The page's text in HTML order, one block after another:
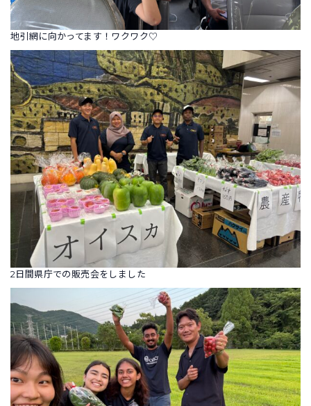
地引網に向かってます！ワクワク♡
2日間県庁での販売会をしました